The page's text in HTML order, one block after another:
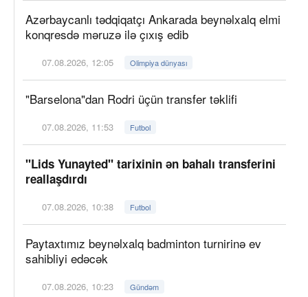
Azərbaycanlı tədqiqatçı Ankarada beynəlxalq elmi
konqresdə məruzə ilə çıxış edib
07.08.2026, 12:05 Olimpiya dünyası
"Barselona"dan Rodri üçün transfer təklifi
07.08.2026, 11:53 Futbol
"Lids Yunayted" tarixinin ən bahalı transferini
reallaşdırdı
07.08.2026, 10:38 Futbol
Paytaxtımız beynəlxalq badminton turnirinə ev
sahibliyi edəcək
07.08.2026, 10:23 Gündəm